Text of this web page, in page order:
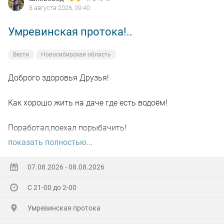
8 августа 2026, 09:40
Умревинская протока!..
Вести Новосибирская область
Доброго здоровья Друзья!
Как хорошо жить на даче где есть водоём!
Поработал,поехал порыбачить!
поработал"цирюльником" 😂в теплицах!
А вечером захотелось повторить предыдущее "ночное
рандеву"!
показать полностью...
07.08.2026 - 08.08.2026
С 21-00 до 2-00
Умревинская протока